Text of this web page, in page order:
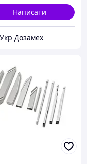
Написати
Дозамех